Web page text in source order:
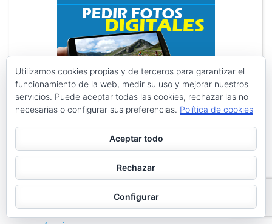
Search
Search
Utilizamos cookies propias y de terceros para garantizar el
funcionamiento de la web, medir su uso y mejorar nuestros
servicios. Puede aceptar todas las cookies, rechazar las no
necesarias o configurar sus preferencias. Política de cookies
Aceptar todo
Rechazar
Configurar